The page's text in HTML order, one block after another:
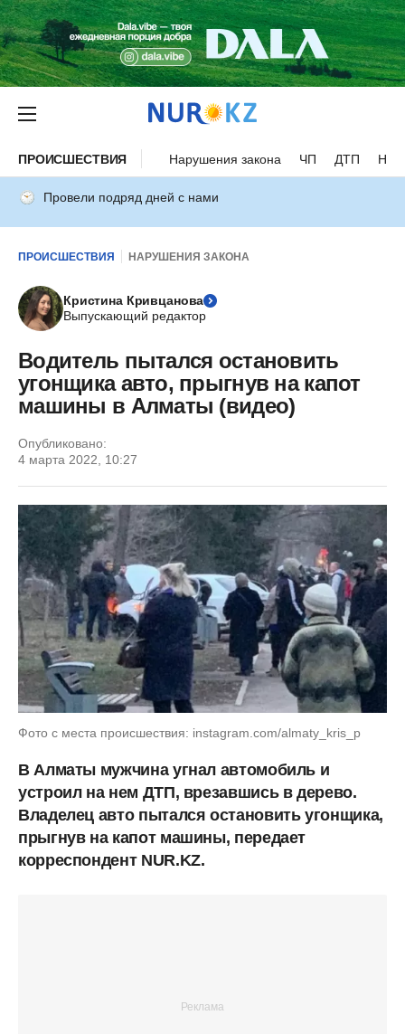
ПРОИСШЕСТВИЯ Нарушения закона ЧП ДТП
Провели подряд дней с нами
ПРОИСШЕСТВИЯ НАРУШЕНИЯ ЗАКОНА
Кристина Кривцанова
Выпускающий редактор
Водитель пытался остановить
угонщика авто, прыгнув на капот
машины в Алматы (видео)
Опубликовано:
4 марта 2022, 10:27
Фото с места происшествия: instagram.com/almaty_kris_p
В Алматы мужчина угнал автомобиль и
устроил на нем ДТП, врезавшись в дерево.
Владелец авто пытался остановить угонщика,
прыгнув на капот машины, передает
корреспондент NUR.KZ.